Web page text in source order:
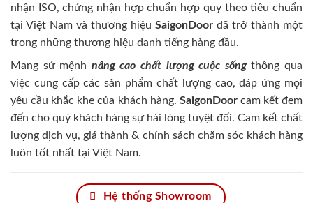
nhận ISO, chứng nhận hợp chuẩn hợp quy theo tiêu chuẩn
tại Việt Nam và thương hiệu SaigonDoor đã trở thành một
trong những thương hiệu danh tiếng hàng đầu.
Mang sứ mệnh nâng cao chất lượng cuộc sốngthông qua
việc cung cấp các sản phẩm chất lượng cao, đáp ứng mọi
yêu cầu khắc khe của khách hàng. SaigonDoorcam kết đem
đến cho quý khách hàng sự hài lòng tuyệt đối. Cam kết chất
lượng dịch vụ, giá thành & chính sách chăm sóc khách hàng
luôn tốt nhất tại Việt Nam.
Hệ thống Showroom